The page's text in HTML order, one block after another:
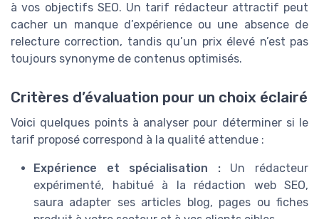
à vos objectifs SEO. Un tarif rédacteur attractif peut
cacher un manque d’expérience ou une absence de
relecture correction, tandis qu’un prix élevé n’est pas
toujours synonyme de contenus optimisés.
Critères d’évaluation pour un choix éclairé
Voici quelques points à analyser pour déterminer si le
tarif proposé correspond à la qualité attendue :
Expérience et spécialisation :Un rédacteur
expérimenté, habitué à la rédaction web SEO,
saura adapter ses articles blog, pages ou fiches